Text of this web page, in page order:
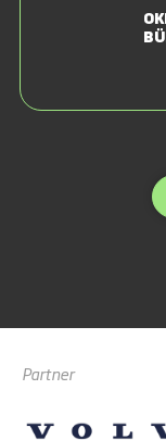
Partner